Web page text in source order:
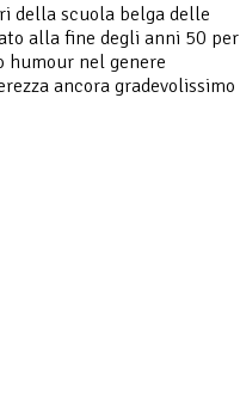
della scuola belga delle
alla fine degli anni 50 per
humour nel genere
ancora gradevolissimo